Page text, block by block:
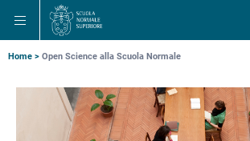
alla
navigazione
principale
contenuto
principale
alla
ricerca
principale
Briciole
di
Home Open Science alla Scuola Normale